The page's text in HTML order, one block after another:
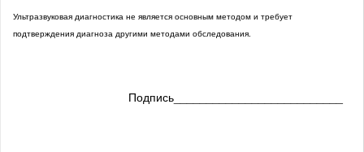
Ультразвуковая диагностика не является основным методом и требует
подтверждения диагноза другими методами обследования.
Подпись__________________________